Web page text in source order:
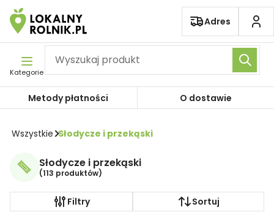
Pomiń nawigację
Adres
Kategorie
Metody płatności O dostawie
Wszystkie Słodycze i przekąski
Słodycze i przekąski
(113 produktów)
Filtry Sortuj